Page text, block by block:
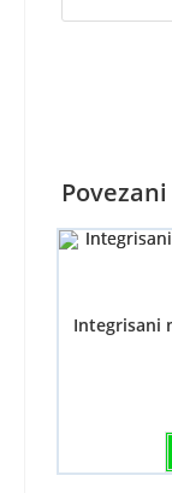
Integrisani